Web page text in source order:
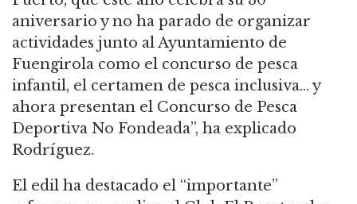
aniversario y no ha parado de organizar
actividades junto al Ayuntamiento de
Fuengirola como el concurso de pesca
infantil, el certamen de pesca inclusiva… y
ahora presentan el Concurso de Pesca
Deportiva No Fondeada”, ha explicado
Rodríguez.
El edil ha destacado el “importante”